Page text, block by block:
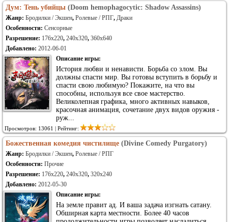
Дум: Тень убийцы (Doom hemophagocytic: Shadow Assassins)
Жанр: Бродилки / Экшен, Ролевые / РПГ, Драки
Особенности: Сенсорные
Разрешение: 176x220, 240x320, 360x640
Добавлено: 2012-06-01
Описание игры:
История любви и ненависти. Борьба со злом. Вы
должны спасти мир. Вы готовы вступить в борьбу и
спасти свою любимую? Покажите, на что вы
способны, используя все свое мастерство.
Великолепная графика, много активных навыков,
красочная анимация, сочетание двух видов оружия -
руж...
Просмотров: 13061 | Рейтинг:
Божественная комедия чистилище (Divine Comedy Purgatory)
Жанр: Бродилки / Экшен, Ролевые / РПГ
Особенности: Прочие
Разрешение: 176x220, 240x320, 320x240
Добавлено: 2012-05-30
Описание игры:
На земле правит ад. И ваша задача изгнать сатану.
Обширная карта местности. Более 40 часов